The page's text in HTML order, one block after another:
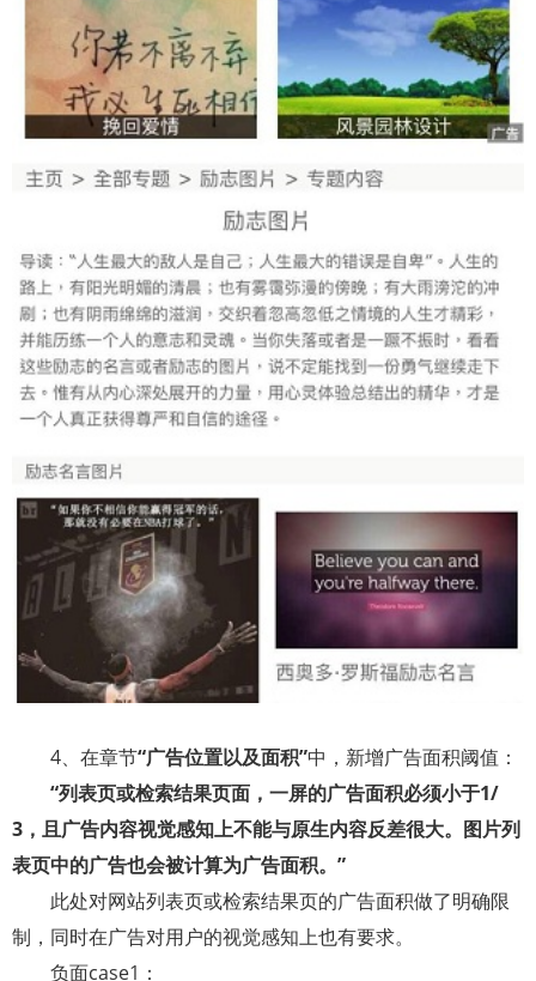
4、在章节“广告位置以及面积”中，新增广告面积阈值：
“列表页或检索结果页面，一屏的广告面积必须小于1/
3 ，且广告内容视觉感知上不能与原生内容反差很大。图片列
表页中的广告也会被计算为广告面积。”
此处对网站列表页或检索结果页的广告面积做了明确限
制，同时在广告对用户的视觉感知上也有要求。
负面case1 ：